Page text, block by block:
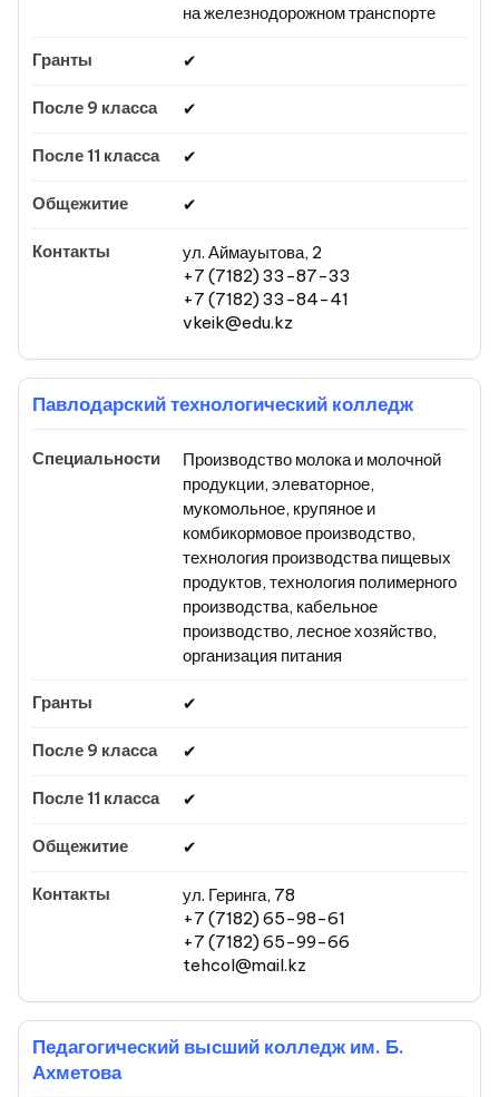
на железнодорожном транспорте
✔
✔
✔
✔
ул. Аймауытова, 2
+7 (7182) 33-87-33
+7 (7182) 33-84-41
vkeik@edu.kz
Павлодарский технологический колледж
Производство молока и молочной
продукции, элеваторное,
мукомольное, крупяное и
комбикормовое производство,
технология производства пищевых
продуктов, технология полимерного
производства, кабельное
производство, лесное хозяйство,
организация питания
✔
✔
✔
✔
ул. Геринга, 78
+7 (7182) 65-98-61
+7 (7182) 65-99-66
tehcol@mail.kz
Педагогический высший колледж им. Б.
Ахметова